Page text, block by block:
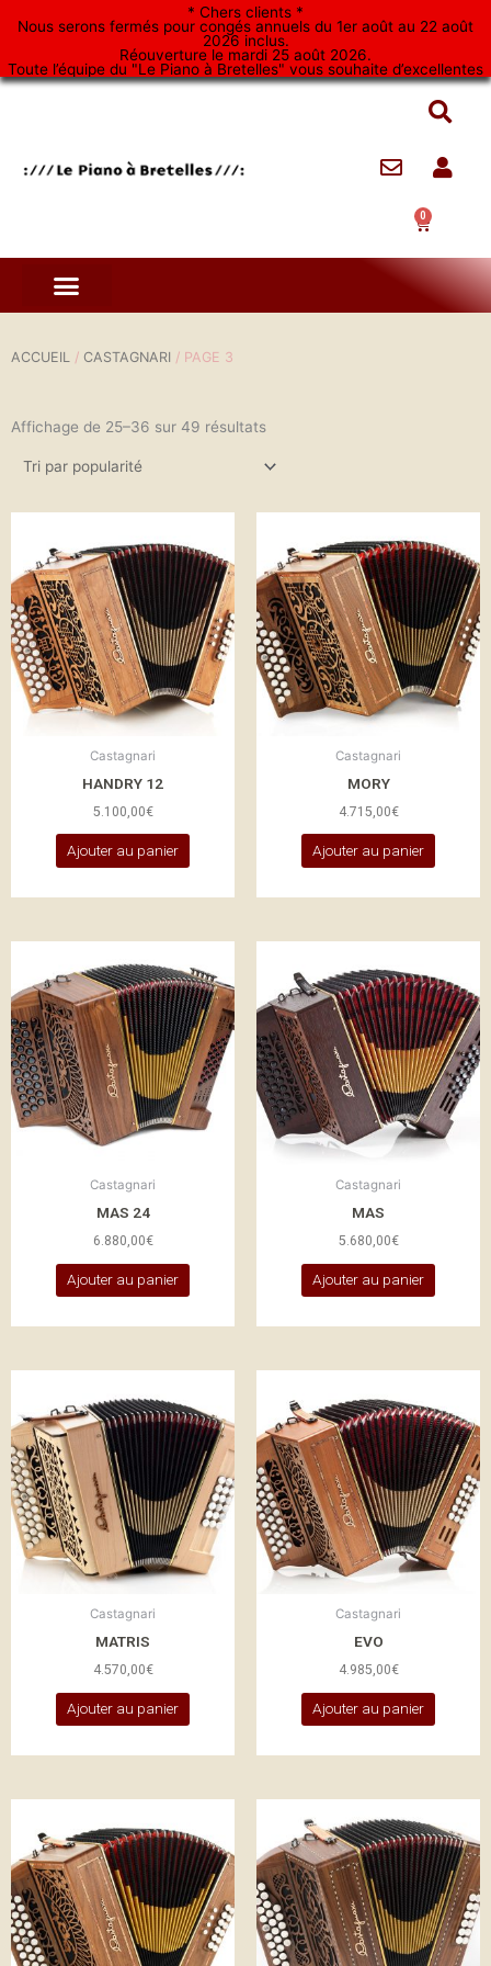
* Chers clients *
Nous serons fermés pour congés annuels du 1er août au 22 août
2026 inclus.
Réouverture le mardi 25 août 2026.
Toute l’équipe du "Le Piano à Bretelles" vous souhaite d’excellentes
vacances. *
0 Panier
ACCUEIL / CASTAGNARI / PAGE 3
Affichage de 25–36 sur 49 résultats
Castagnari
HANDRY 12
5.100,00€
Ajouter au panier
Castagnari
MORY
4.715,00€
Ajouter au panier
Castagnari
MAS 24
6.880,00€
Ajouter au panier
Castagnari
MAS
5.680,00€
Ajouter au panier
Castagnari
MATRIS
4.570,00€
Ajouter au panier
Castagnari
EVO
4.985,00€
Ajouter au panier